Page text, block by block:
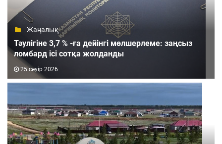
Жаңалық
Тәулігіне 3,7 % -ға дейінгі мөлшерлеме: заңсыз
ломбард ісі сотқа жолданды
25 сәуір 2026